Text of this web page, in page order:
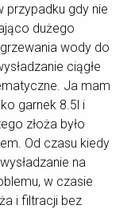
przypadku gdy nie
dużego
wody do
ciągłe
Ja mam
garnek 8.5l i
złoża było
Od czasu kiedy
na
w czasie
i filtracji bez